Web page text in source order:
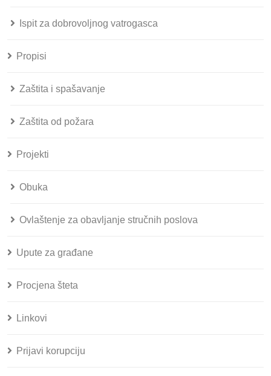
Ispit za dobrovoljnog vatrogasca
Propisi
Zaštita i spašavanje
Zaštita od požara
Projekti
Obuka
Ovlaštenje za obavljanje stručnih poslova
Upute za građane
Procjena šteta
Linkovi
Prijavi korupciju